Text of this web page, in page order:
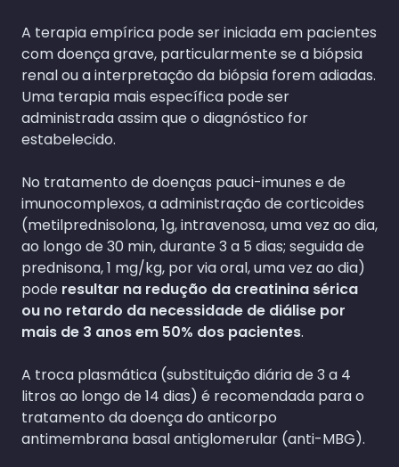
A terapia empírica pode ser iniciada em pacientes
com doença grave, particularmente se a biópsia
renal ou a interpretação da biópsia forem adiadas.
Uma terapia mais específica pode ser
administrada assim que o diagnóstico for
estabelecido.
No tratamento de doenças pauci-imunes e de
imunocomplexos, a administração de corticoides
(metilprednisolona, 1g, intravenosa, uma vez ao dia,
ao longo de 30 min, durante 3 a 5 dias; seguida de
prednisona, 1 mg/kg, por via oral, uma vez ao dia)
pode resultar na redução da creatinina sérica
ou no retardo da necessidade de diálise por
mais de 3 anos em 50% dos pacientes.
A troca plasmática (substituição diária de 3 a 4
litros ao longo de 14 dias) é recomendada para o
tratamento da doença do anticorpo
antimembrana basal antiglomerular (anti-MBG).